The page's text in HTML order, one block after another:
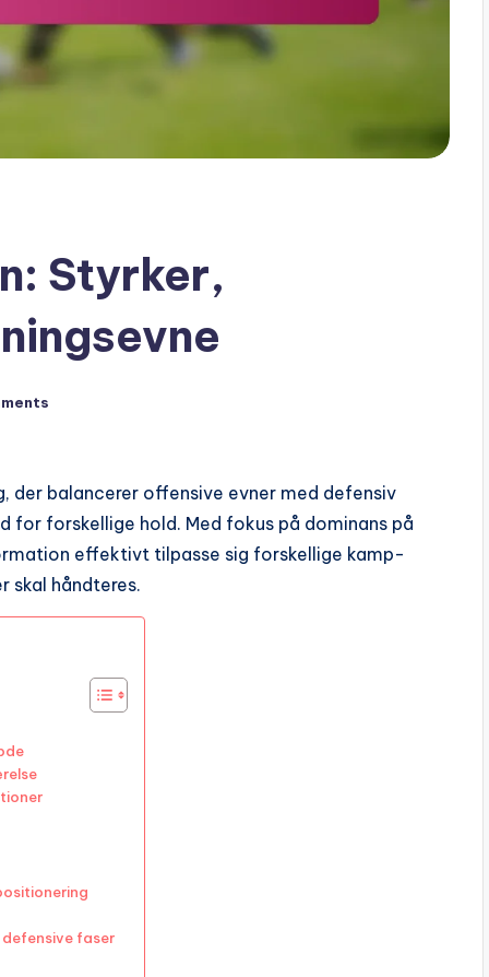
Styrker,
der balancerer offensive evner med defensiv
forskellige hold. Med fokus på dominans på
effektivt tilpasse sig forskellige kamp-
skal håndteres.
defensive faser